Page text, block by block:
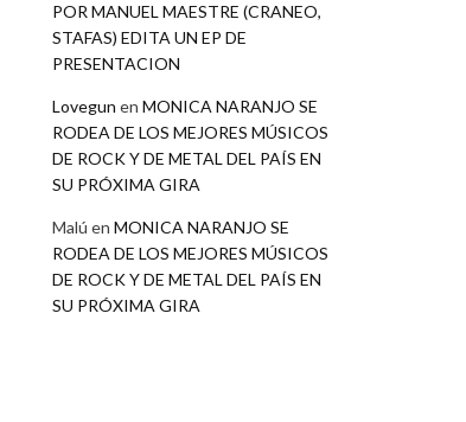
POR MANUEL MAESTRE (CRANEO,
STAFAS) EDITA UN EP DE
PRESENTACION
Lovegun en MONICA NARANJO SE
RODEA DE LOS MEJORES MÚSICOS
DE ROCK Y DE METAL DEL PAÍS EN
SU PRÓXIMA GIRA
Malú en MONICA NARANJO SE
RODEA DE LOS MEJORES MÚSICOS
DE ROCK Y DE METAL DEL PAÍS EN
SU PRÓXIMA GIRA